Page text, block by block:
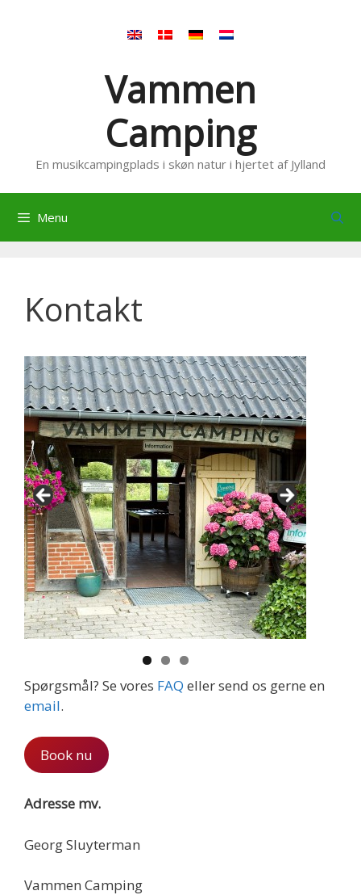
Vammen
Camping
En musikcampingplads i skøn natur i hjertet af Jylland
Menu
Kontakt
Spørgsmål? Se vores FAQ eller send os gerne en
email.
Book nu
Adresse mv.
Georg Sluyterman
Vammen Camping